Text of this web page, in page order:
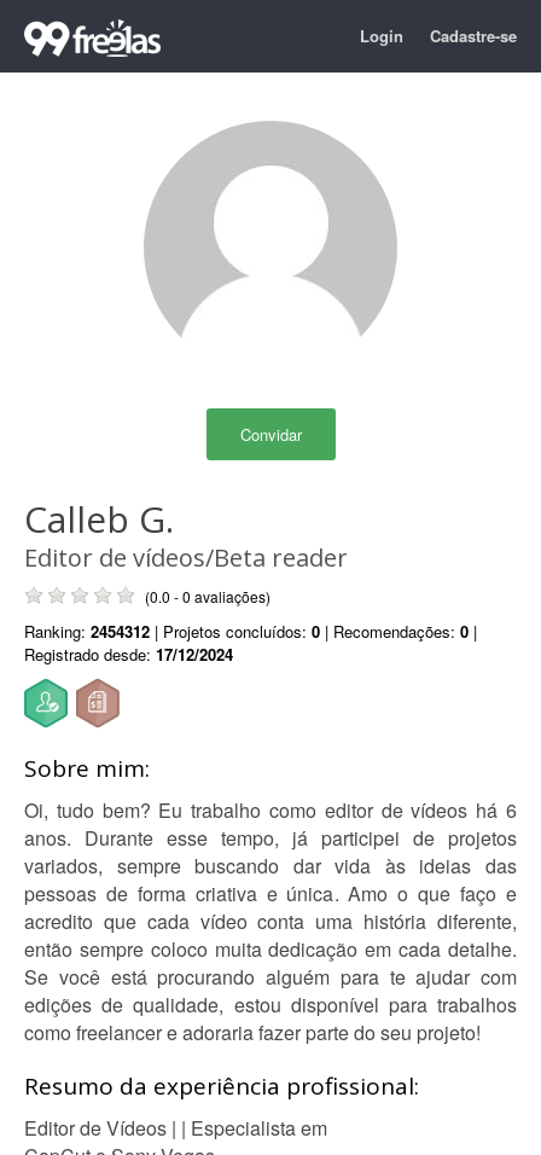
Login Cadastre-se
Convidar
Calleb G.
Editor de vídeos/Beta reader
(0.0 - 0 avaliações)
Ranking: 2454312 | Projetos concluídos: 0 | Recomendações: 0 |
Registrado desde: 17/12/2024
Sobre mim:
Oi, tudo bem? Eu trabalho como editor de vídeos há 6
anos. Durante esse tempo, já participei de projetos
variados, sempre buscando dar vida às ideias das
pessoas de forma criativa e única. Amo o que faço e
acredito que cada vídeo conta uma história diferente,
então sempre coloco muita dedicação em cada detalhe.
Se você está procurando alguém para te ajudar com
edições de qualidade, estou disponível para trabalhos
como freelancer e adoraria fazer parte do seu projeto!
Resumo da experiência profissional:
Editor de Vídeos | | Especialista em